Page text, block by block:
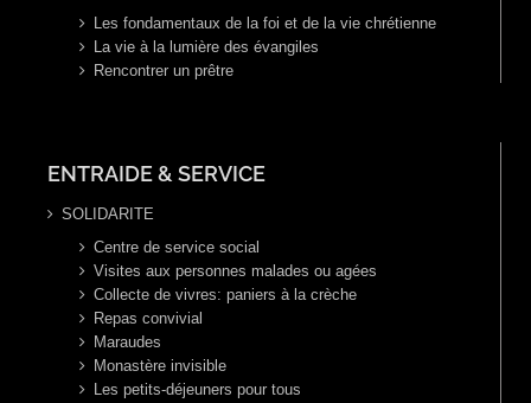
Les fondamentaux de la foi et de la vie chrétienne
La vie à la lumière des évangiles
Rencontrer un prêtre
ENTRAIDE & SERVICE
SOLIDARITE
Centre de service social
Visites aux personnes malades ou agées
Collecte de vivres: paniers à la crèche
Repas convivial
Maraudes
Monastère invisible
Les petits-déjeuners pour tous